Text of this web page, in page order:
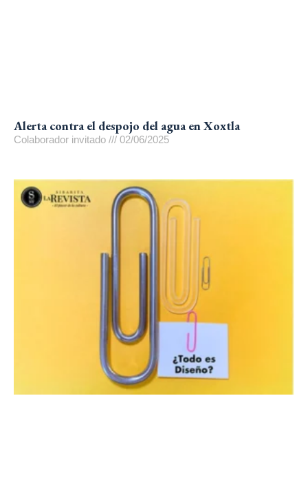
Alerta contra el despojo del agua en Xoxtla
Colaborador invitado 02/06/2025